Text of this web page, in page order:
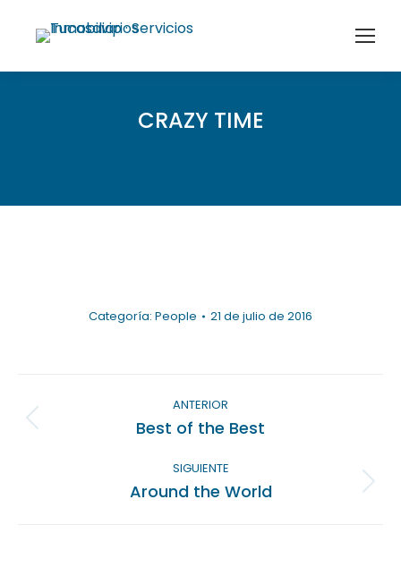
CRAZY TIME
Categoría: People 21 de julio de 2016
del
álbum
ANTERIOR
Álbum
Best of the Best
SIGUIENTE
Próximo
Around the World